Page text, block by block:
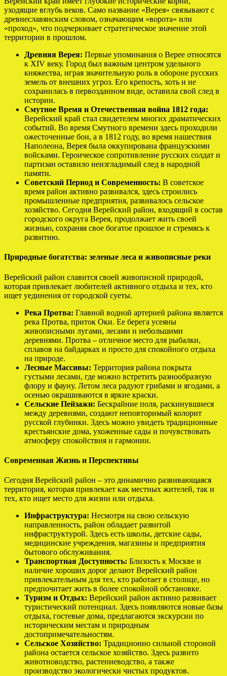
уходящие вглубь веков. Само название «Верея» связывают с
древнеславянским словом, означающим «ворота» или
«проход», что подчеркивает стратегическое значение этой
территории в прошлом.
Древняя Верея: Первые упоминания о Верее относятся
к XIV веку. Город был важным центром удельного
княжества, играя значительную роль в обороне русских
земель от внешних угроз. Его крепость, хоть и не
сохранилась в первозданном виде, оставила свой след в
истории.
Смутное Время и Отечественная война 1812 года:
Верейский край стал свидетелем многих драматических
событий. Во время Смутного времени здесь проходили
ожесточенные бои, а в 1812 году, во время нашествия
Наполеона, Верея была оккупирована французскими
войсками. Героическое сопротивление русских солдат и
партизан оставило неизгладимый след в народной
памяти.
Советский Период и Современность: В советское
время район активно развивался, здесь строились
промышленные предприятия, развивалось сельское
хозяйство. Сегодня Верейский район, входящий в состав
городского округа Верея, продолжает жить своей
жизнью, сохраняя свое богатое прошлое и стремясь к
развитию.
Природные богатства: зеленые леса и живописные реки
Верейский район славится своей живописной природой,
которая привлекает любителей активного отдыха и тех, кто
ищет уединения от городской суеты.
Река Протва: Главной водной артерией района является
река Протва, приток Оки. Ее берега усеяны
живописными лугами, лесами и небольшими
деревнями. Протва – отличное место для рыбалки,
сплавов на байдарках и просто для спокойного отдыха
на природе.
Лесные Массивы: Территория района покрыта
густыми лесами, где можно встретить разнообразную
флору и фауну. Летом леса радуют грибами и ягодами, а
осенью окрашиваются в яркие краски.
Сельские Пейзажи: Бескрайние поля, раскинувшиеся
между деревнями, создают неповторимый колорит
русской глубинки. Здесь можно увидеть традиционные
крестьянские дома, ухоженные сады и почувствовать
атмосферу спокойствия и гармонии.
Современная Жизнь и Перспективы
Сегодня Верейский район – это динамично развивающаяся
территория, которая привлекает как местных жителей, так и
тех, кто ищет место для жизни или отдыха.
Инфраструктура: Несмотря на свою сельскую
направленность, район обладает развитой
инфраструктурой. Здесь есть школы, детские сады,
медицинские учреждения, магазины и предприятия
бытового обслуживания.
Транспортная Доступность: Близость к Москве и
наличие хороших дорог делают Верейский район
привлекательным для тех, кто работает в столице, но
предпочитает жить в более спокойной обстановке.
Туризм и Отдых: Верейский район активно развивает
туристический потенциал. Здесь появляются новые базы
отдыха, гостевые дома, предлагаются экскурсии по
историческим местам и природным
достопримечательностям.
Сельское Хозяйство: Традиционно сильной стороной
района остается сельское хозяйство. Здесь развито
животноводство, растениеводство, а также
производство экологически чистых продуктов.